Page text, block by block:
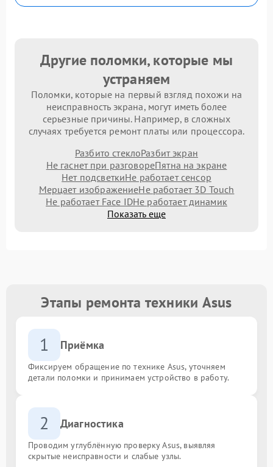
Другие поломки, которые мы
устраняем
Поломки, которые на первый взгляд похожи на
неисправность экрана, могут иметь более
серьезные причины. Например, в сложных
случаях требуется ремонт платы или процессора.
Разбито стеклоРазбит экран
Не гаснет при разговореПятна на экране
Нет подсветкиНе работает сенсор
Мерцает изображениеНе работает 3D Touch
Не работает Face IDНе работает динамик
Показать еще
Этапы ремонта техники Asus
1 Приёмка
Фиксируем обращение по технике Asus, уточняем
детали поломки и принимаем устройство в работу.
2 Диагностика
Проводим углублённую проверку Asus, выявляя
скрытые неисправности и слабые узлы.